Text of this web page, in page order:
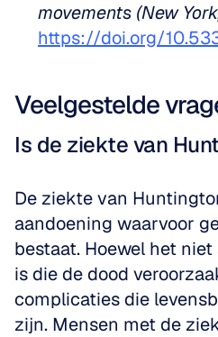
movements (New
https://doi.org/
Veelgestelde
Is de ziekte van
De ziekte van
aandoening waarvoor
bestaat. Hoewel het
is die de dood
complicaties die
zijn. Mensen met de